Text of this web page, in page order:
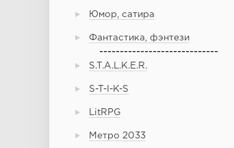
Юмор, сатира
Фантастика, фэнтези
-----------------------------
S.T.A.L.K.E.R.
S-T-I-K-S
LitRPG
Метро 2033